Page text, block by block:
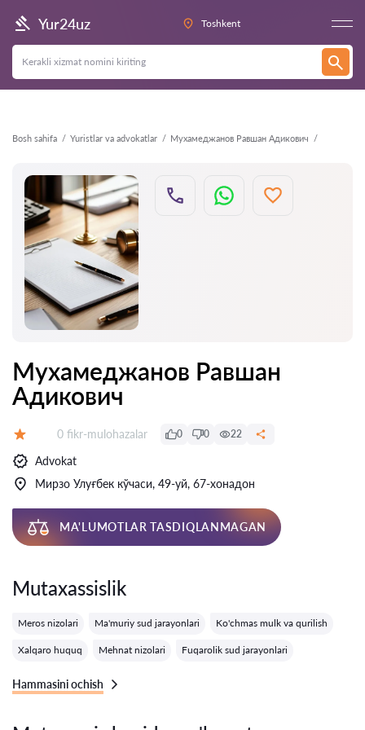
Yur24uz Toshkent
Bosh sahifa Yuristlar va advokatlar Мухамеджанов Равшан Адикович
Orqaga
Мухамеджанов Равшан
Адикович
Fikrlar:
0 fikr-mulohazalar 0 0 22
Advokat
Мирзо Улуғбек кўчаси, 49-уй, 67-хонадон
MA'LUMOTLAR TASDIQLANMAGAN
Mutaxassislik
Meros nizolari Ma'muriy sud jarayonlari Ko'chmas mulk va qurilish
Xalqaro huquq Mehnat nizolari Fuqarolik sud jarayonlari
Hammasini ochish